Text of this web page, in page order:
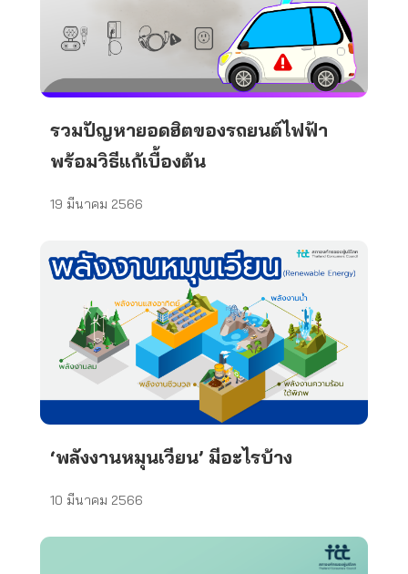
รวมปัญหายอดฮิตของรถยนต์ไฟฟ้า
พร้อมวิธีแก้เบื้องต้น
19 มีนาคม 2566
‘พลังงานหมุนเวียน’ มีอะไรบ้าง
10 มีนาคม 2566